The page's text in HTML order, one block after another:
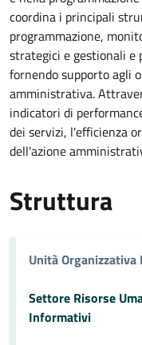
coordina i principali
programmazione,
strategici e gestionali e
fornendo supporto agli
amministrativa.
indicatori di
dei servizi, l'efficienza
dell'azione
Struttura
Unità Organizzativa
Settore Risorse
Informativi